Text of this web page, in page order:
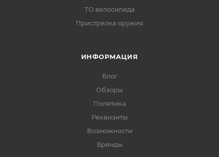
ТО велосипеда
Пристрелка оружия
ИНФОРМАЦИЯ
Блог
Обзоры
Политика
Реквизиты
Возможности
Бренды